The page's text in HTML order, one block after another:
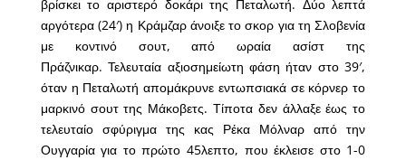
βρίσκει το αριστερό δοκάρι της Πεταλωτή. Δύο λεπτά
αργότερα (24′) η Κράμζαρ άνοιξε το σκορ για τη Σλοβενία
με κοντινό σουτ, από ωραία ασίστ της
Πράζνικαρ. Τελευταία αξιοσημείωτη φάση ήταν στο 39′,
όταν η Πεταλωτή απομάκρυνε εντωπσιακά σε κόρνερ το
μαρκινό σουτ της Μάκοβετς. Τίποτα δεν άλλαξε έως το
τελευταίο σφύριγμα της κας Ρέκα Μόλναρ από την
Ουγγαρία για το πρώτο 45λεπτο, που έκλεισε στο 1-0